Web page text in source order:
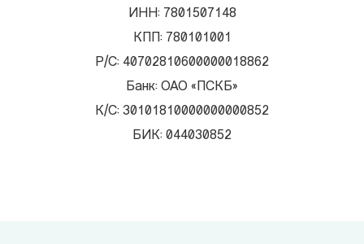
ИНН: 7801507148
КПП: 780101001
Р/С: 40702810600000018862
Банк: ОАО «ПСКБ»
К/С: 30101810000000000852
БИК: 044030852